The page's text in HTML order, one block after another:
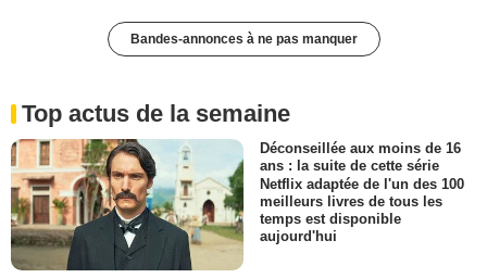
Bandes-annonces à ne pas manquer
Top actus de la semaine
Déconseillée aux moins de 16
ans : la suite de cette série
Netflix adaptée de l'un des 100
meilleurs livres de tous les
temps est disponible
aujourd'hui